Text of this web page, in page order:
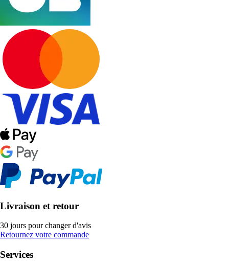
Livraison et retour
30 jours pour changer d'avis
Retournez votre commande
Services